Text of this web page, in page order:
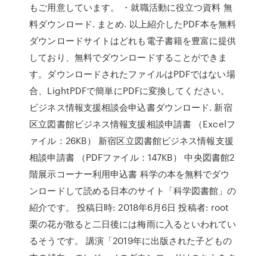
もご用意しています。 ・就職活動に役立つ資料 無
料ダウンロード. まとめ. 以上紹介したPDF本を無料
ダウンロードサイトはどれも電子書籍を豊富に提供
しており、無料でダウンロードすることができま
す。ダウンロードされたファイルはPDFではない場
合、LightPDFで簡単にPDFに変換してください。
ビジネス情報支援相談会申込書ダウンロード. 新宿
区立図書館ビジネス情報支援相談申請書 （Excelフ
ァイル：26KB） 新宿区立図書館ビジネス情報支援
相談申請書 （PDFファイル：147KB） 中央図書館2
階展示コーナー利用申込書 科学の本を無料でダウ
ンロードして読める日本のサイト「科学図書館」の
紹介です。 投稿日時: 2018年6月6日 投稿者: root
栗の花が散ると二日後には梅雨に入るといわれてい
るそうです。 講演「2019年に出版された子どもの